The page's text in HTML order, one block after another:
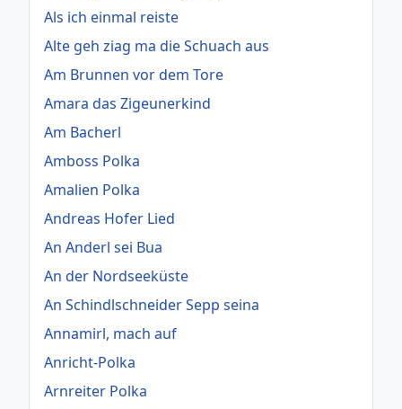
Als ich einmal reiste
Alte geh ziag ma die Schuach aus
Am Brunnen vor dem Tore
Amara das Zigeunerkind
Am Bacherl
Amboss Polka
Amalien Polka
Andreas Hofer Lied
An Anderl sei Bua
An der Nordseeküste
An Schindlschneider Sepp seina
Annamirl, mach auf
Anricht-Polka
Arnreiter Polka